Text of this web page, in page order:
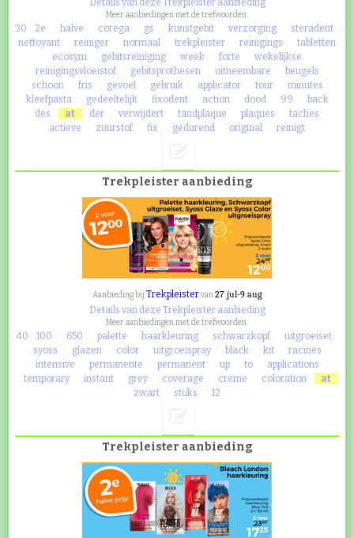
Details van deze Trekpleister aanbieding
Meer aanbiedingen met de trefwoorden:
30 2e halve corega gs kunstgebit verzorging
steradent
nettoyant
reiniger normaal trekpleister reinigings
tabletten
ecosym
gebitsreiniging week forte
wekelijkse
reinigingsvloeistof
gebitsprothesen uitneembare
beugels
schoon
fris gevoel gebruik applicator tour
minutes
kleefpasta
gedeeltelijk fixodent action dood 99
back
des
at der verwijdert tandplaque plaques
taches
actieve
zuurstof fix gedurend original reinigt
Trekpleister aanbieding
Aanbieding bij Trekpleistervan27 jul-9 aug
Details van deze Trekpleister aanbieding
Meer aanbiedingen met de trefwoorden:
40 100 650 palette haarkleuring schwarzkopf
uitgroeiset
syoss
glazen color uitgroeispray black kit
racines
intensive
permanente permanent up to
applications
temporary
instant grey coverage creme coloration
at
zwart
stuks 12
Trekpleister aanbieding